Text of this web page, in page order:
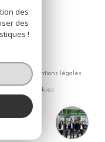
immo
Mentions légales
Cookies
des
des
!